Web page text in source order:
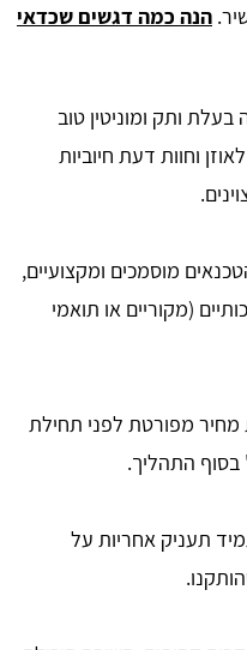
הנה כמה דגשים שכדאי
ותק ומוניטין טוב
וחוות דעת חיוביות
מוסמכים ומקצועיים,
(מקוריים או תואמי
מפורטת לפני תחילת
בסוף התהליך.
תעניק אחריות על